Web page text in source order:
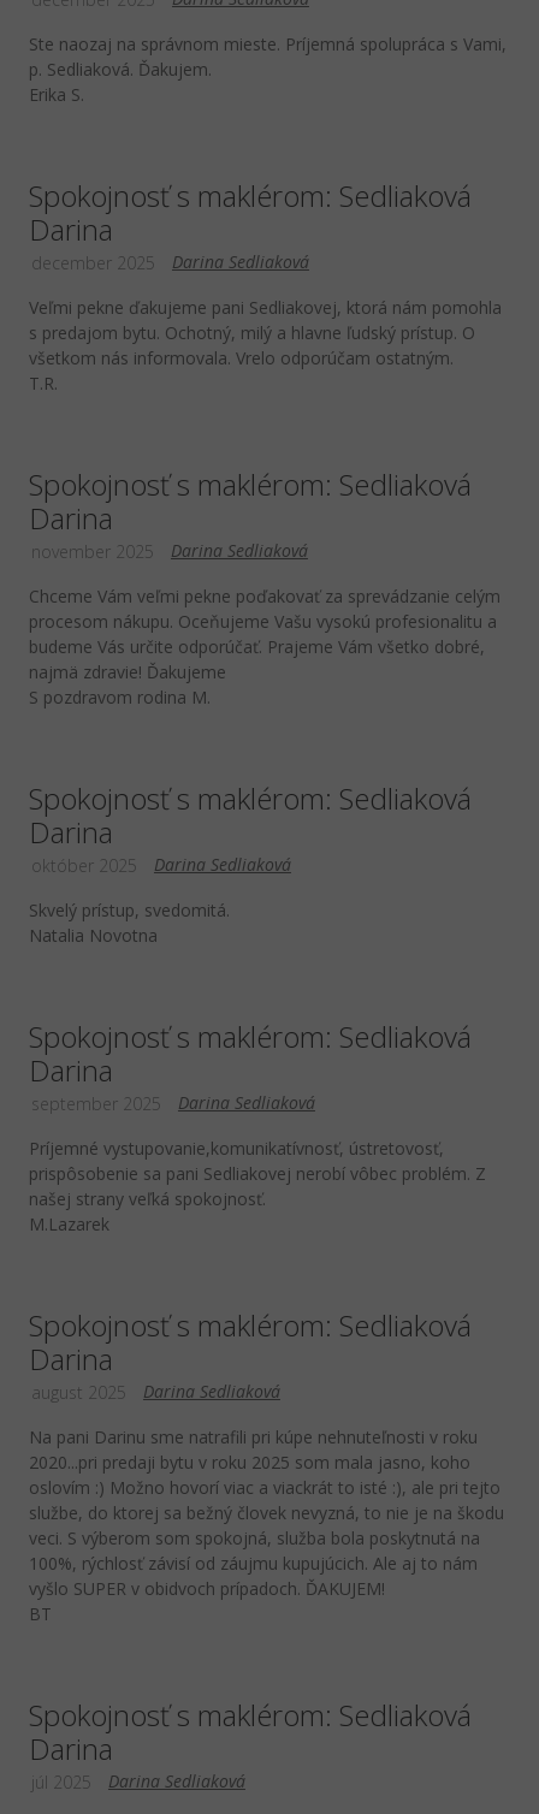
Ste naozaj na správnom mieste. Príjemná spolupráca s Vami,
p. Sedliaková. Ďakujem.
Erika S.
Spokojnosť s maklérom: Sedliaková
Darina
Darina Sedliaková
december 2025
Veľmi pekne ďakujeme pani Sedliakovej, ktorá nám pomohla
s predajom bytu. Ochotný, milý a hlavne ľudský prístup. O
všetkom nás informovala. Vrelo odporúčam ostatným.
T.R.
Spokojnosť s maklérom: Sedliaková
Darina
Darina Sedliaková
november 2025
Chceme Vám veľmi pekne poďakovať za sprevádzanie celým
procesom nákupu. Oceňujeme Vašu vysokú profesionalitu a
budeme Vás určite odporúčať. Prajeme Vám všetko dobré,
najmä zdravie! Ďakujeme
S pozdravom rodina M.
Spokojnosť s maklérom: Sedliaková
Darina
Darina Sedliaková
október 2025
Skvelý prístup, svedomitá.
Natalia Novotna
Spokojnosť s maklérom: Sedliaková
Darina
Darina Sedliaková
september 2025
Príjemné vystupovanie,komunikatívnosť, ústretovosť,
prispôsobenie sa pani Sedliakovej nerobí vôbec problém. Z
našej strany veľká spokojnosť.
M.Lazarek
Spokojnosť s maklérom: Sedliaková
Darina
Darina Sedliaková
august 2025
Na pani Darinu sme natrafili pri kúpe nehnuteľnosti v roku
2020...pri predaji bytu v roku 2025 som mala jasno, koho
oslovím :) Možno hovorí viac a viackrát to isté :), ale pri tejto
službe, do ktorej sa bežný človek nevyzná, to nie je na škodu
veci. S výberom som spokojná, služba bola poskytnutá na
100%, rýchlosť závisí od záujmu kupujúcich. Ale aj to nám
vyšlo SUPER v obidvoch prípadoch. ĎAKUJEM!
BT
Spokojnosť s maklérom: Sedliaková
Darina
Darina Sedliaková
júl 2025